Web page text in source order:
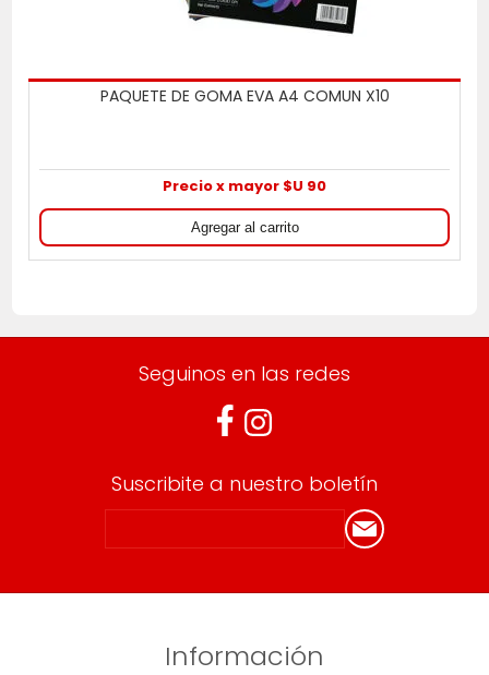
PAQUETE DE GOMA EVA A4 COMUN X10
Precio x mayor $U 90
Seguinos en las redes
Suscribite a nuestro boletín
Información